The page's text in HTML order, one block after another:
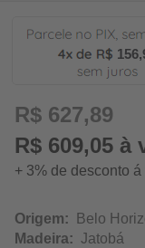
R$ 627,89
R$ 609,05 à
+ 3% de desconto
Origem: Belo
Madeira: Jatobá